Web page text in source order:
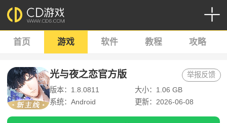
首页 游戏 软件 教程 攻略
光与夜之恋官方版
版本：1.8.0811
大小：1.06 GB
系统：Android
更新：2026-06-08
举报反馈